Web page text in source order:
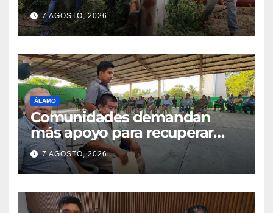
7 AGOSTO, 2026
ÁLAMO
Comunidades demandan
más apoyo para recuperar
parcelas
7 AGOSTO, 2026